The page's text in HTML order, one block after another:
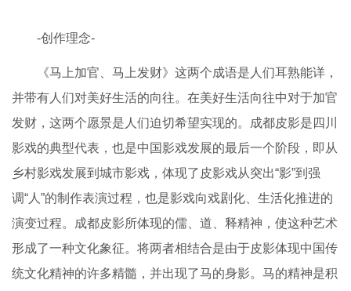
-创作理念-
《马上加官、马上发财》这两个成语是人们耳熟能详，
并带有人们对美好生活的向往。在美好生活向往中对于加官
发财，这两个愿景是人们迫切希望实现的。
成都皮影是四川
影戏的典型代表，也是中国影戏发展的最后一个阶段，即从
乡村影戏发展到 城市影戏，体现了皮影戏从突出“影”到强
调“人”的制作表演过程，也是影戏向戏剧化、 生活化推进的
演变过程。成都皮影所体现的儒、道、释精神，使这种艺术
形成了一种文化象征。将两者相结合是由于皮影体现中国传
统文化精神的许多精髓，并出现了马的身影。马的精神是积